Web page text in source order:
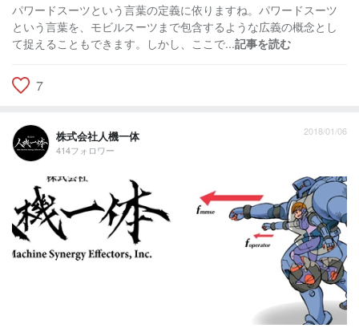
パワードスーツという言葉の定義に依りますね。パワードスーツ
という言葉を、モビルスーツまで包含するような広義の概念とし
て捉えることもできます。しかし、ここで...記事を読む
7
株式会社人機一体
414フォロワー
2018/01/06